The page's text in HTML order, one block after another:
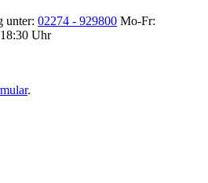
unter: 02274 - 929800 Mo-Fr:
Uhr
.